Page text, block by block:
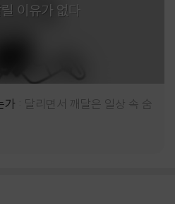
이유가 없다
가
달리면서 깨달은 일상 속 숨